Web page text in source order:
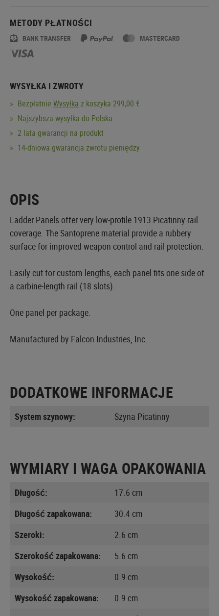
METODY PŁATNOŚCI
BANK TRANSFER MASTERCARD
WYSYŁKA I ZWROTY
Bezpłatnie Wysyłka z koszyka 299,00 €
Najszybsza wysyłka do Polska
2 lata gwarancji na produkt
14-dniowa gwarancja zwrotu pieniędzy
OPIS
Ladder Panels offer very low-profile 1913 Picatinny rail
coverage. The Santoprene material provide a rubbery
surface for improved weapon control and rail protection.
Easily cut for custom lengths, each panel fits one side of
a carbine-length rail (18 slots).
One panel per package.
Manufactured by Falcon Industries, Inc.
DODATKOWE INFORMACJE
System szynowy: Szyna Picatinny
WYMIARY I WAGA OPAKOWANIA
Długość:
17.6 cm
Długość zapakowana:
30.4 cm
Szeroki:
2.6 cm
Szerokość zapakowana:
5.6 cm
Wysokość:
0.9 cm
Wysokość zapakowana:
0.9 cm